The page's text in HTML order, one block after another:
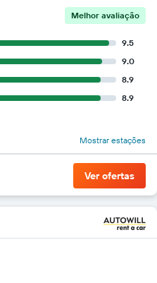
Melhor avaliação
9.5
9.0
8.9
8.9
Mostrar estações
Ver ofertas